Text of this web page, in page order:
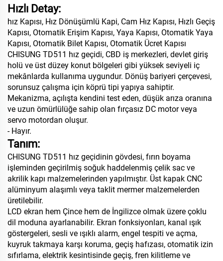
Hızlı Detay:
hız Kapısı, Hız Dönüşümlü Kapi, Cam Hız Kapısı, Hızlı Geçiş
Kapısı, Otomatik Erişim Kapısı, Yaya Kapısı, Otomatik Yaya
Kapısı, Otomatik Bilet Kapısı, Otomatik Ücret Kapısı
CHISUNG TD511 hız geçidi, CBD iş merkezleri, devlet giriş
holü ve üst düzey konut bölgeleri gibi yüksek seviyeli iç
mekânlarda kullanıma uygundur. Dönüş bariyeri çerçevesi,
sorunsuz çalışma için köprü tipi yapıya sahiptir.
Mekanizma, açılışta kendini test eden, düşük arıza oranına
ve uzun ömürlülüğe sahip olan fırçasız DC motor veya
servo motordan oluşur.
- Hayır.
Tanım:
CHISUNG TD511 hız geçidinin gövdesi, fırın boyama
işleminden geçirilmiş soğuk haddelenmiş çelik sac ve
akrilik kapı malzemelerinden yapılmıştır. Üst kapak CNC
alüminyum alaşımlı veya taklit mermer malzemelerden
üretilebilir.
LCD ekran hem Çince hem de İngilizce olmak üzere çoklu
dil moduna ayarlanabilir. Ekran fonksiyonları, kanal ışık
göstergeleri, sesli ve ışıklı alarm, engel tespiti ve açma,
kuyruk takmaya karşı koruma, geçiş hafızası, otomatik izin
sıfırlama, elektrik kesintisinde geçiş, fren kilitleme ve